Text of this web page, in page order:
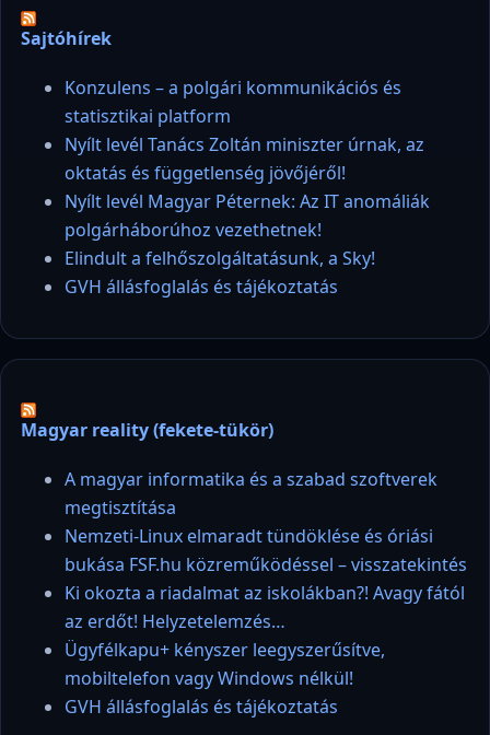
Sajtóhírek
Konzulens – a polgári kommunikációs és
statisztikai platform
Nyílt levél Tanács Zoltán miniszter úrnak, az
oktatás és függetlenség jövőjéről!
Nyílt levél Magyar Péternek: Az IT anomáliák
polgárháborúhoz vezethetnek!
Elindult a felhőszolgáltatásunk, a Sky!
GVH állásfoglalás és tájékoztatás
Magyar reality (fekete-tükör)
A magyar informatika és a szabad szoftverek
megtisztítása
Nemzeti-Linux elmaradt tündöklése és óriási
bukása FSF.hu közreműködéssel – visszatekintés
Ki okozta a riadalmat az iskolákban?! Avagy fától
az erdőt! Helyzetelemzés…
Ügyfélkapu+ kényszer leegyszerűsítve,
mobiltelefon vagy Windows nélkül!
GVH állásfoglalás és tájékoztatás